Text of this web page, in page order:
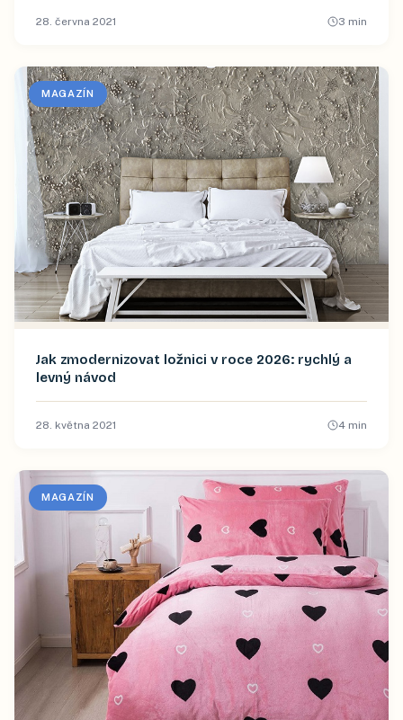
28. června 2021 3 min
MAGAZÍN
Jak zmodernizovat ložnici v roce 2026: rychlý a
levný návod
28. května 2021 4 min
MAGAZÍN